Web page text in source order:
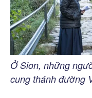
Ở Sion, những
cung thánh đường